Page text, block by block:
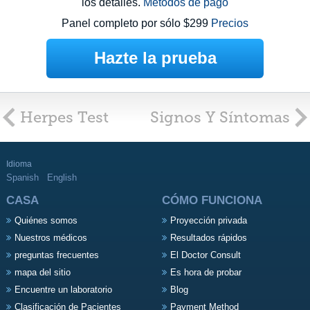
los detalles. Métodos de pago
Panel completo por sólo $299 Precios
Hazte la prueba
Herpes Test Signos Y Síntomas
Idioma
Spanish English
CASA
Quiénes somos
Nuestros médicos
preguntas frecuentes
mapa del sitio
Encuentre un laboratorio
Clasificación de Pacientes
CÓMO FUNCIONA
Proyección privada
Resultados rápidos
El Doctor Consult
Es hora de probar
Blog
Payment Method